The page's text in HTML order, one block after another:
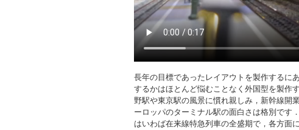
長年の目標であったレイアウトを製作するに
するかはほとんど悩むことなく外国型を製作
野駅や東京駅の風景に慣れ親しみ，新幹線開
ーロッパのターミナル駅の面白さは格別です
はいわば在来線特急列車の全盛期で，各方面